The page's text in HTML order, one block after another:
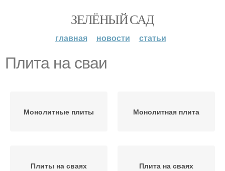
ЗЕЛЁНЫЙ САД
главная новости статьи
Плита на сваи
Монолитные плиты Монолитная плита
Плиты на сваях Плита на сваях